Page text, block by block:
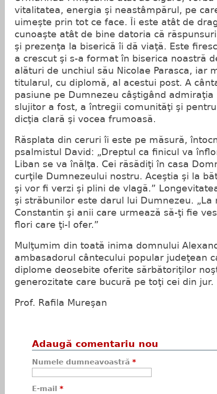
vitalitatea, energia şi neastâmpărul, pe
uimeşte prin tot ce face. Îi este atât de
cunoaşte atât de bine datoria că
şi prezenţa la biserică îi dă viaţă. Este
a crescut şi s-a format în biserica noastră
alături de unchiul său Nicolae Parasca, iar
titularul, cu diplomă, al acestui post. A
pasiune pe Dumnezeu câştigând
slujitor a fost, a întregii comunităţi şi
dicţia clară şi vocea frumoasă.
Răsplata din ceruri îi este pe măsură,
psalmistul David: „Dreptul ca finicul va
Liban se va înălţa. Cei răsădiţi în casa
curţile Dumnezeului nostru. Aceştia şi la
şi vor fi verzi şi plini de vlagă.”
şi străbunilor este darul lui Dumnezeu. „La
Constantin şi anii care urmează să-ţi fie
flori care ţi-l ofer.”
Mulţumim din toată inima domnului
ambasadorul cântecului popular judeţean
diplome deosebite oferite sărbătoriţilor
generozitate care bucură pe toţi cei din jur.
Prof. Rafila Mureşan
Adaugă comentariu nou
Numele dumneavoastră *
E-mail *